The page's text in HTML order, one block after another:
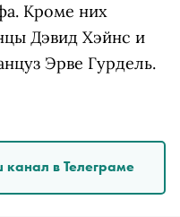
Кроме них
Дэвид Хэйнс и
Эрве Гурдель.
канал в Телеграме